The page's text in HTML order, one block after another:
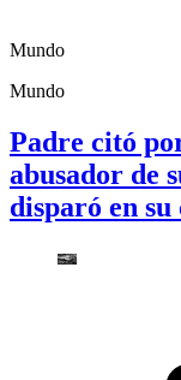
Mundo
Mundo
Padre citó
abusador de
disparó en su